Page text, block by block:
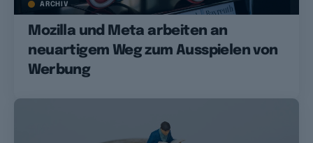
ARCHIV
Mozilla und Meta arbeiten an
neuartigem Weg zum Ausspielen von
Werbung